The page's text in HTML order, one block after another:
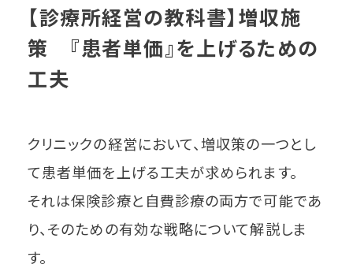
【診療所経営の教科書】増収施
策 『患者単価』を上げるための
工夫
クリニックの経営において、増収策の一つとし
て患者単価を上げる工夫が求められます。
それは保険診療と自費診療の両方で可能であ
り、そのための有効な戦略について解説しま
す。